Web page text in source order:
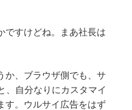
ですけどね。まあ社長は
か、ブラウザ側でも、サ
、自分なりにカスタマイ
す。ウルサイ広告をはず